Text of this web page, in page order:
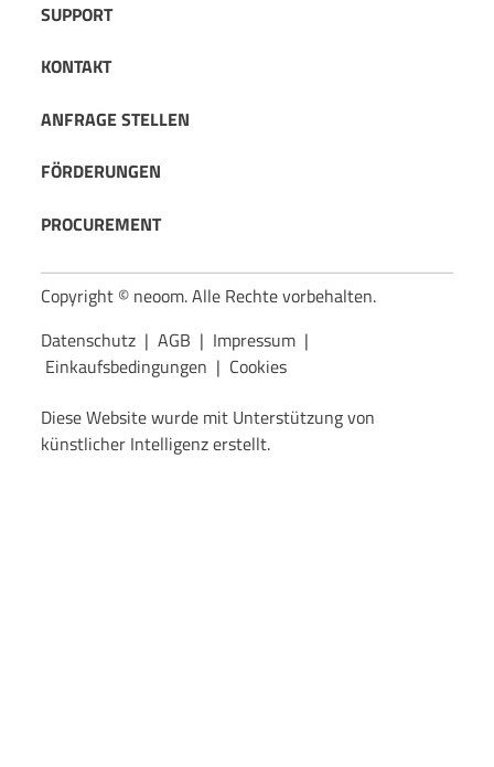
SUPPORT
KONTAKT
ANFRAGE STELLEN
FÖRDERUNGEN
PROCUREMENT
Copyright © neoom. Alle Rechte vorbehalten.
Datenschutz| AGB | Impressum|
Einkaufsbedingungen | Cookies
Diese Website wurde mit Unterstützung von
künstlicher Intelligenz erstellt.